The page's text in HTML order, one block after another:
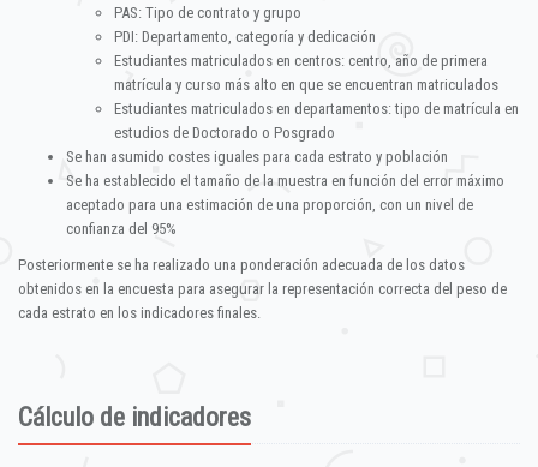
PAS: Tipo de contrato y grupo
PDI: Departamento, categoría y dedicación
Estudiantes matriculados en centros: centro, año de primera
matrícula y curso más alto en que se encuentran matriculados
Estudiantes matriculados en departamentos: tipo de matrícula en
estudios de Doctorado o Posgrado
Se han asumido costes iguales para cada estrato y población
Se ha establecido el tamaño de la muestra en función del error máximo
aceptado para una estimación de una proporción, con un nivel de
confianza del 95%
Posteriormente se ha realizado una ponderación adecuada de los datos
obtenidos en la encuesta para asegurar la representación correcta del peso de
cada estrato en los indicadores finales.
Cálculo de indicadores